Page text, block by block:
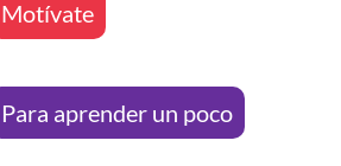
Motívate
Para aprender un poco